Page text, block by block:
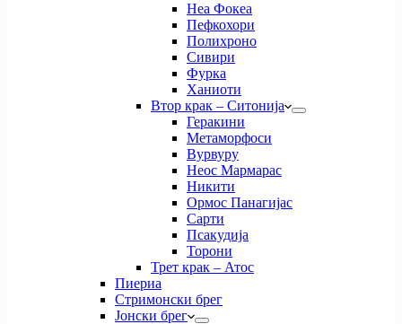
Неа Фокеа
Пефкохори
Полихроно
Сивири
Фурка
Ханиоти
Втор крак – Ситонија
Геракини
Метаморфоси
Вурвуру
Неос Мармарас
Никити
Ормос Панагијас
Сарти
Псакудија
Торони
Трет крак – Атос
Пиериа
Стримонски брег
Јонски брег